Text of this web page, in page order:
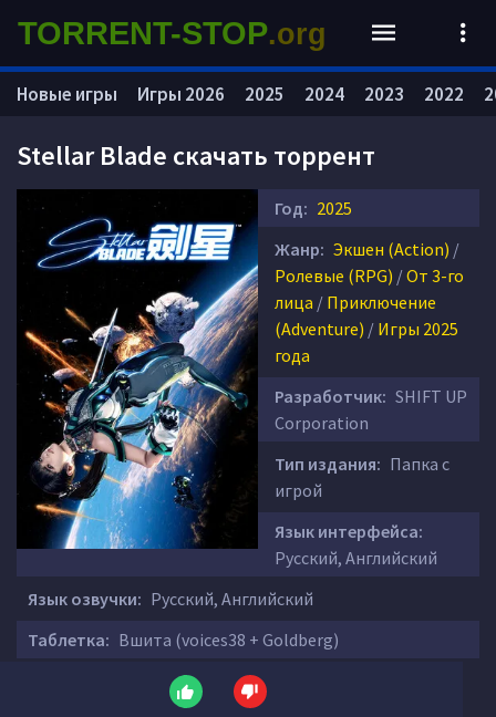
Stellar Blade скачать торрент
Год: 2025
Жанр: Экшен (Action) /
Ролевые (RPG) /От 3-го
лица / Приключение
(Adventure) / Игры 2025
года
Разработчик: SHIFT UP
Corporation
Тип издания: Папка с
игрой
Язык интерфейса:
Русский, Английский
Язык озвучки: Русский, Английский
Таблетка: Вшита (voices38 + Goldberg)
Новые игры Игры 2026 2025 2024 2023 2022
TORRENT-STOP.org